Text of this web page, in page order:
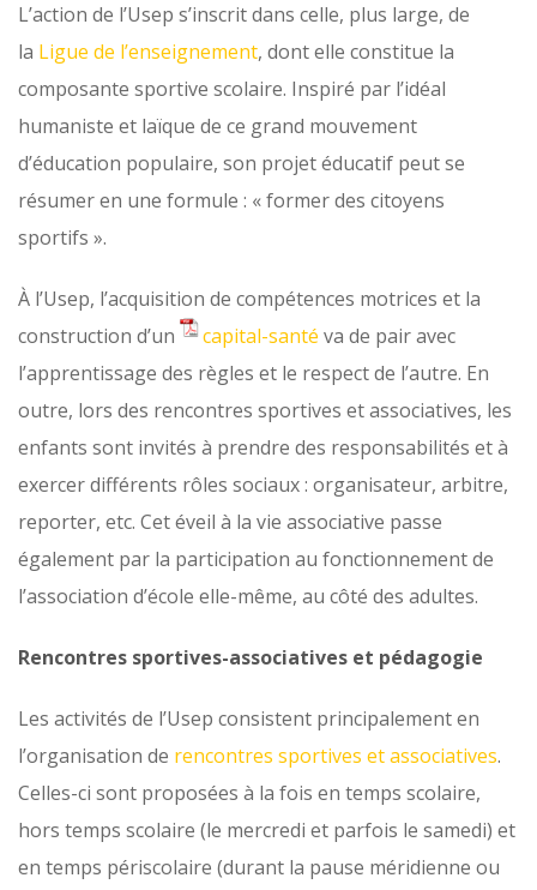
L’action de l’Usep s’inscrit dans celle, plus large, de
la Ligue de l’enseignement, dont elle constitue la
composante sportive scolaire. Inspiré par l’idéal
humaniste et laïque de ce grand mouvement
d’éducation populaire, son projet éducatif peut se
résumer en une formule : « former des citoyens
sportifs ».
À l’Usep, l’acquisition de compétences motrices et la
construction d’un
capital-santé va de pair avec
l’apprentissage des règles et le respect de l’autre. En
outre, lors des rencontres sportives et associatives, les
enfants sont invités à prendre des responsabilités et à
exercer différents rôles sociaux : organisateur, arbitre,
reporter, etc. Cet éveil à la vie associative passe
également par la participation au fonctionnement de
l’association d’école elle-même, au côté des adultes.
Rencontres sportives-associatives et pédagogie
Les activités de l’Usep consistent principalement en
l’organisation de rencontres sportives et associatives.
Celles-ci sont proposées à la fois en temps scolaire,
hors temps scolaire (le mercredi et parfois le samedi) et
en temps périscolaire (durant la pause méridienne ou